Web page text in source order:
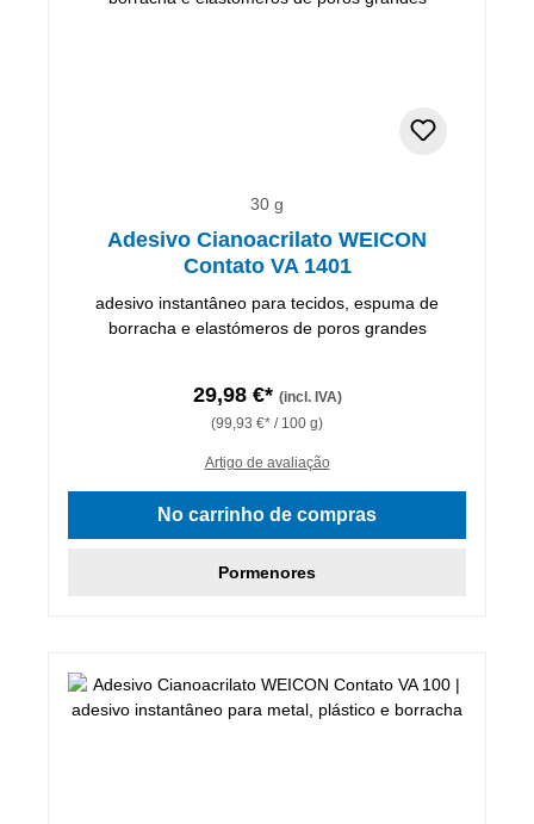
30 g
Adesivo Cianoacrilato WEICON
Contato VA 1401
adesivo instantâneo para tecidos, espuma de
borracha e elastómeros de poros grandes
29,98 €* (incl. IVA)
(99,93 €* / 100 g)
Artigo de avaliação
No carrinho de compras
Pormenores